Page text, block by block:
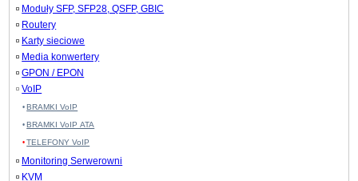
Moduły SFP, SFP28, QSFP, GBIC
Routery
Karty sieciowe
Media konwertery
GPON / EPON
VoIP
BRAMKI VoIP
BRAMKI VoIP ATA
TELEFONY VoIP
Monitoring Serwerowni
KVM